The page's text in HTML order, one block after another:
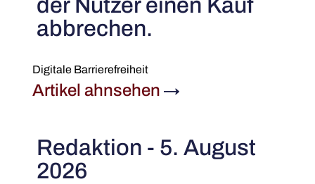
der Nutzer einen Kauf
abbrechen.
Digitale Barrierefreiheit
Artikel ahnsehen →
Redaktion - 5. August
2026